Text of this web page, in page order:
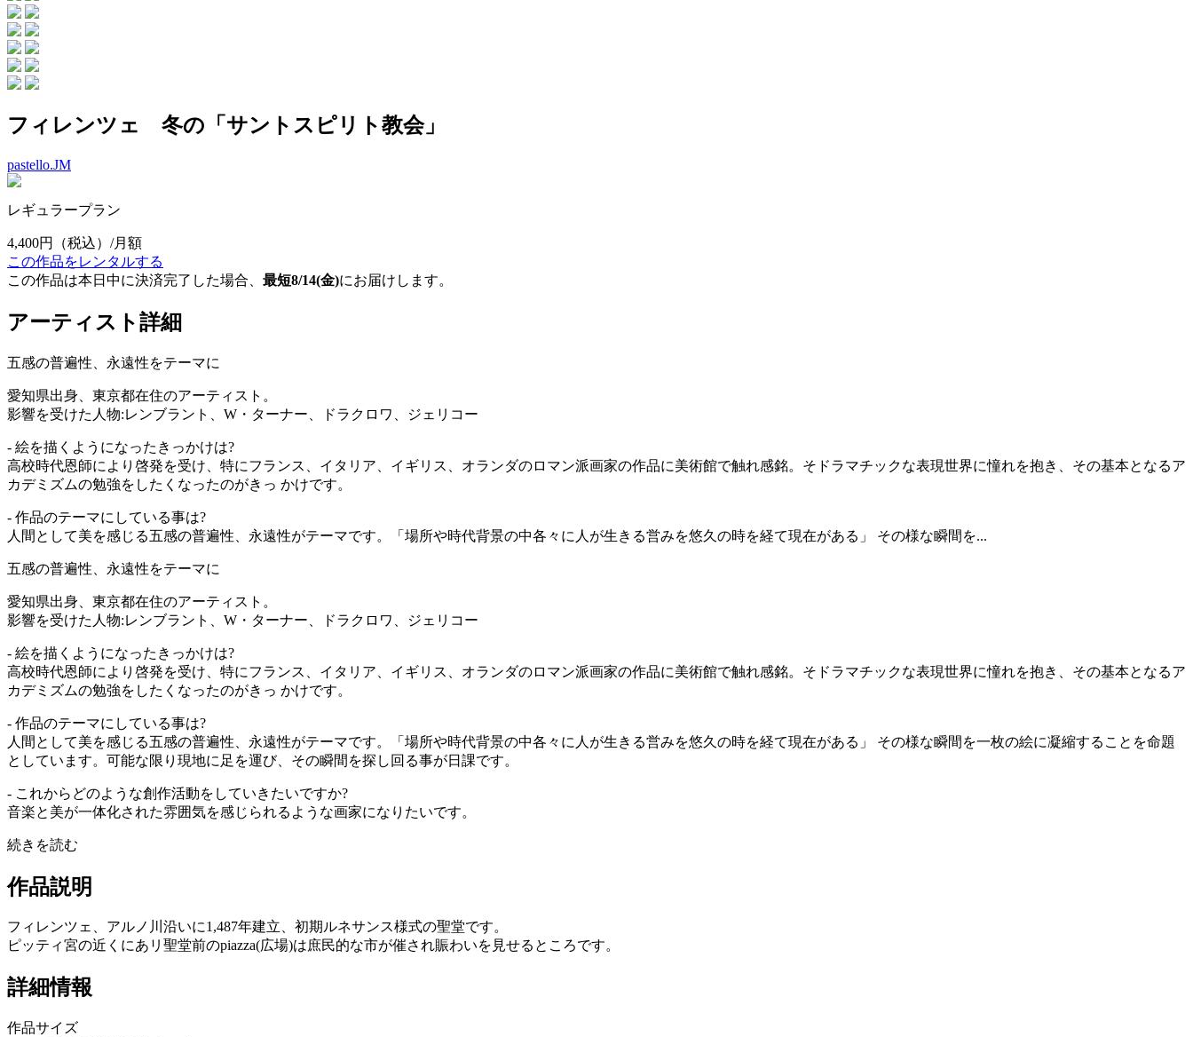
フィレンツェ 冬の「サントスピリト教会」
pastello.JM
レギュラープラン
4,400円
（税込）/月額
この作品をレンタルする
この作品は本日中に決済完了した場合、 最短8/14(金)にお届けします。
アーティスト詳細
五感の普遍性、永遠性をテーマに
愛知県出身、東京都在住のアーティスト。
影響を受けた人物:レンブラント、W・ターナー、ドラクロワ、ジェリコー
- 絵を描くようになったきっかけは?
高校時代恩師により啓発を受け、特にフランス、イタリア、イギリス、オランダのロマン派画家の作品に美術館で触れ感銘。そドラマチックな表現世界に憧れを抱き、その基本となるア
カデミズムの勉強をしたくなったのがきっ かけです。
- 作品のテーマにしている事は?
人間として美を感じる五感の普遍性、永遠性がテーマです。「場所や時代背景の中各々に人が生きる営みを悠久の時を経て現在がある」 その様な瞬間を...
五感の普遍性、永遠性をテーマに
愛知県出身、東京都在住のアーティスト。
影響を受けた人物:レンブラント、W・ターナー、ドラクロワ、ジェリコー
- 絵を描くようになったきっかけは?
高校時代恩師により啓発を受け、特にフランス、イタリア、イギリス、オランダのロマン派画家の作品に美術館で触れ感銘。そドラマチックな表現世界に憧れを抱き、その基本となるア
カデミズムの勉強をしたくなったのがきっ かけです。
- 作品のテーマにしている事は?
人間として美を感じる五感の普遍性、永遠性がテーマです。「場所や時代背景の中各々に人が生きる営みを悠久の時を経て現在がある」 その様な瞬間を一枚の絵に凝縮することを命題
としています。可能な限り現地に足を運び、その瞬間を探し回る事が日課です。
- これからどのような創作活動をしていきたいですか?
音楽と美が一体化された雰囲気を感じられるような画家になりたいです。
続きを読む
作品説明
フィレンツェ、アルノ川沿いに1,487年建立、初期ルネサンス様式の聖堂です。
ピッティ宮の近くにあリ聖堂前のpiazza(広場)は庶民的な市が催され賑わいを見せるところです。
詳細情報
作品サイズ